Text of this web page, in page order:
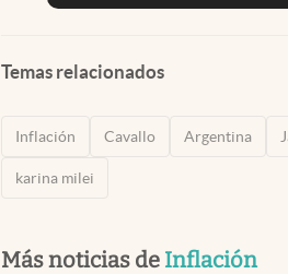
Temas relacionados
Inflación Cavallo Argentina
karina milei
Más noticias de Inflación